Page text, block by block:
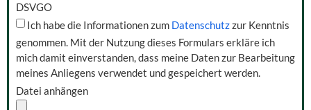
DSVGO
Ich habe die Informationen zum Datenschutzzur Kenntnis
genommen. Mit der Nutzung dieses Formulars erkläre ich
mich damit einverstanden, dass meine Daten zur Bearbeitung
meines Anliegens verwendet und gespeichert werden.
Datei anhängen